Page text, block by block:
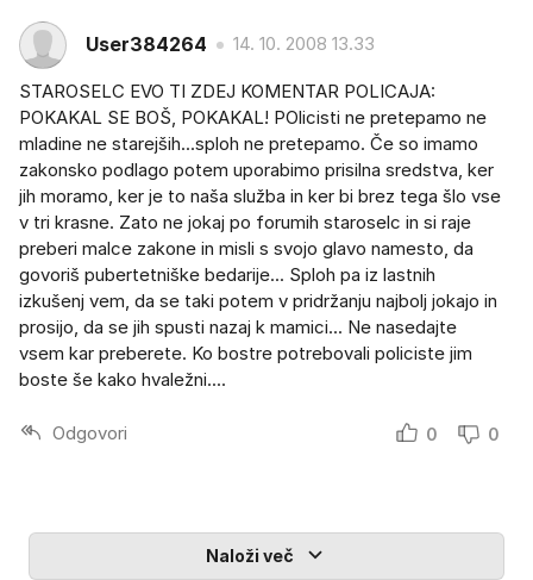
User384264 14. 10. 2008 13.33
STAROSELC EVO TI ZDEJ KOMENTAR POLICAJA:
POKAKAL SE BOŠ, POKAKAL! POlicisti ne pretepamo ne
mladine ne starejših...sploh ne pretepamo. Če so imamo
zakonsko podlago potem uporabimo prisilna sredstva, ker
jih moramo, ker je to naša služba in ker bi brez tega šlo vse
v tri krasne. Zato ne jokaj po forumih staroselc in si raje
preberi malce zakone in misli s svojo glavo namesto, da
govoriš pubertetniške bedarije... Sploh pa iz lastnih
izkušenj vem, da se taki potem v pridržanju najbolj jokajo in
prosijo, da se jih spusti nazaj k mamici... Ne nasedajte
vsem kar preberete. Ko bostre potrebovali policiste jim
boste še kako hvaležni....
Odgovori 0 0
Naloži več